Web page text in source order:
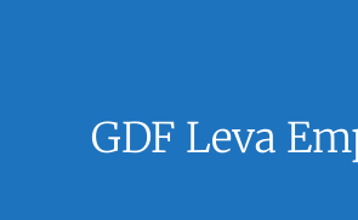
GDF Leva